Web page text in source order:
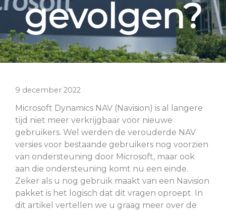
gevolgen?
9 december 2022
Microsoft Dynamics NAV (Navision) is al langere
tijd niet meer verkrijgbaar voor nieuwe
gebruikers. Wel werden de verouderde NAV
versies voor bestaande gebruikers nog voorzien
van ondersteuning door Microsoft, maar ook
aan die ondersteuning komt nu een einde.
Zeker als u nog gebruik maakt van een Navision
pakket is het logisch dat dit vragen oproept. In
dit artikel vertellen we u graag meer over de